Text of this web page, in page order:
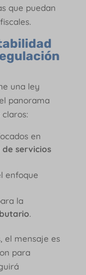
que puedan
una ley
panorama
en
servicios
enfoque
la
.
el mensaje es
para